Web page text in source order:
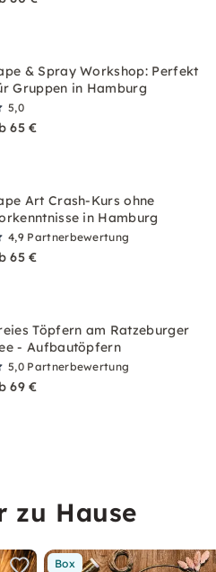
& Spray Workshop: Perfekt
Gruppen in Hamburg
5,0
65 €
Art Crash-Kurs ohne
in Hamburg
4,9 Partnerbewertung
65 €
Töpfern am Ratzeburger
- Aufbautöpfern
5,0 Partnerbewertung
69 €
zu Hause
Box